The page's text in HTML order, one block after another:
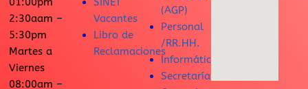
2:30aam –
5:30pm
Martes a
Viernes
08:00am –
Vacantes
Libro de
Reclamaciones
(AGP)
Personal
/RR.HH.
Informática
Secretaría